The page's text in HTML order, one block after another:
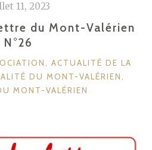
11, 2023
du Mont-Valérien
N°26
, ACTUALITÉ DE LA
DU MONT-VALÉRIEN,
MONT-VALÉRIEN